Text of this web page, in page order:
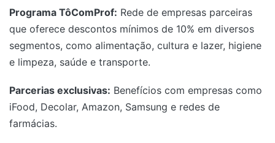
Programa TôComProf: Rede de empresas parceiras
que oferece descontos mínimos de 10% em diversos
segmentos, como alimentação, cultura e lazer, higiene
e limpeza, saúde e transporte.
Parcerias exclusivas: Benefícios com empresas como
iFood, Decolar, Amazon, Samsung e redes de
farmácias.